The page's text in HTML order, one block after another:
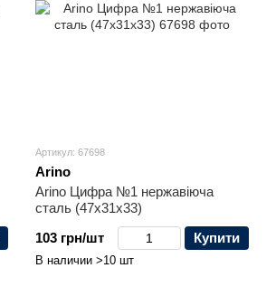
Артикул: 67698
Arino
Arino Цифра №1 нержавіюча
сталь (47x31x33)
103 грн/шт
Купити
В наличии >10 шт